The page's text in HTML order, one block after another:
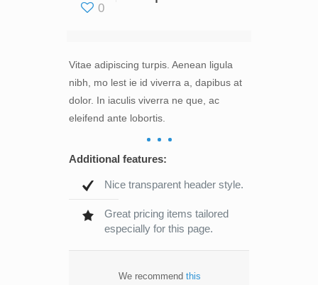
0
Vitae adipiscing turpis. Aenean ligula
nibh, mo lest ie id viverra a, dapibus at
dolor. In iaculis viverra ne que, ac
eleifend ante lobortis.
Additional features:
Nice transparent header style.
Great pricing items tailored
especially for this page.
We recommend this